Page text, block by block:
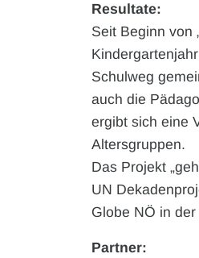
Resultate:
Seit Beginn von
Schulweg
auch die
ergibt sich eine
Altersgruppen.
Das Projekt
UN
Globe NÖ in
Partner: